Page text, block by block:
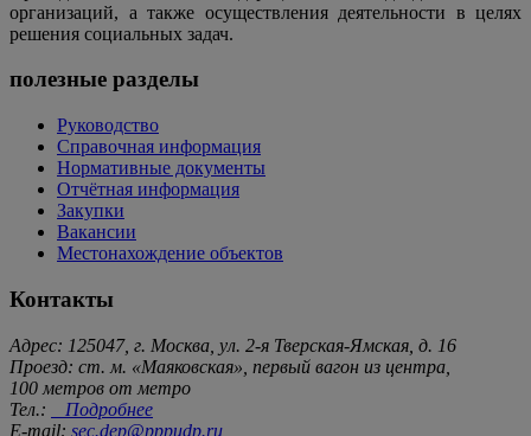
организаций, а также осуществления деятельности в целях
решения социальных задач.
полезные разделы
Руководство
Справочная информация
Нормативные документы
Отчётная информация
Закупки
Вакансии
Местонахождение объектов
Контакты
Адрес: 125047, г. Москва, ул. 2-я Тверская-Ямская, д. 16
Проезд: ст. м. «Маяковская», первый вагон из центра,
100 метров от метро
Тел.:
Подробнее
E-mail: sec.dep@pppudp.ru